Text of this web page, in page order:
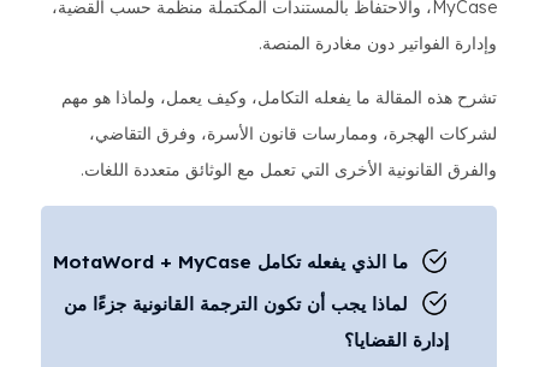
MyCase، والاحتفاظ بالمستندات المكتملة منظمة حسب القضية،
وإدارة الفواتير دون مغادرة المنصة.
تشرح هذه المقالة ما يفعله التكامل، وكيف يعمل، ولماذا هو مهم
لشركات الهجرة، وممارسات قانون الأسرة، وفرق التقاضي،
والفرق القانونية الأخرى التي تعمل مع الوثائق متعددة اللغات.
ما الذي يفعله تكامل MotaWord + MyCase
لماذا يجب أن تكون الترجمة القانونية جزءًا من
إدارة القضايا؟